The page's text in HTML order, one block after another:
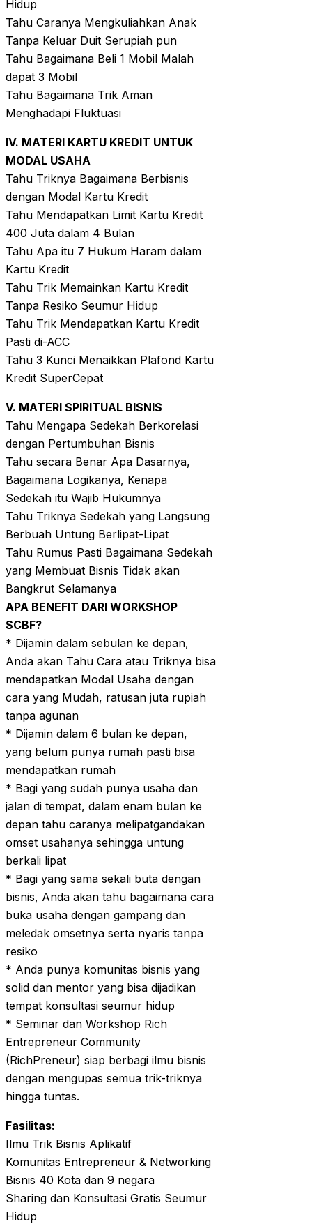
Hidup
Tahu Caranya Mengkuliahkan Anak
Tanpa Keluar Duit Serupiah pun
Tahu Bagaimana Beli 1 Mobil Malah
dapat 3 Mobil
Tahu Bagaimana Trik Aman
Menghadapi Fluktuasi
IV. MATERI KARTU KREDIT UNTUK
MODAL USAHA
Tahu Triknya Bagaimana Berbisnis
dengan Modal Kartu Kredit
Tahu Mendapatkan Limit Kartu Kredit
400 Juta dalam 4 Bulan
Tahu Apa itu 7 Hukum Haram dalam
Kartu Kredit
Tahu Trik Memainkan Kartu Kredit
Tanpa Resiko Seumur Hidup
Tahu Trik Mendapatkan Kartu Kredit
Pasti di-ACC
Tahu 3 Kunci Menaikkan Plafond Kartu
Kredit SuperCepat
V. MATERI SPIRITUAL BISNIS
Tahu Mengapa Sedekah Berkorelasi
dengan Pertumbuhan Bisnis
Tahu secara Benar Apa Dasarnya,
Bagaimana Logikanya, Kenapa
Sedekah itu Wajib Hukumnya
Tahu Triknya Sedekah yang Langsung
Berbuah Untung Berlipat-Lipat
Tahu Rumus Pasti Bagaimana Sedekah
yang Membuat Bisnis Tidak akan
Bangkrut Selamanya
APA BENEFIT DARI WORKSHOP
SCBF?
* Dijamin dalam sebulan ke depan,
Anda akan Tahu Cara atau Triknya bisa
mendapatkan Modal Usaha dengan
cara yang Mudah, ratusan juta rupiah
tanpa agunan
* Dijamin dalam 6 bulan ke depan,
yang belum punya rumah pasti bisa
mendapatkan rumah
* Bagi yang sudah punya usaha dan
jalan di tempat, dalam enam bulan ke
depan tahu caranya melipatgandakan
omset usahanya sehingga untung
berkali lipat
* Bagi yang sama sekali buta dengan
bisnis, Anda akan tahu bagaimana cara
buka usaha dengan gampang dan
meledak omsetnya serta nyaris tanpa
resiko
* Anda punya komunitas bisnis yang
solid dan mentor yang bisa dijadikan
tempat konsultasi seumur hidup
* Seminar dan Workshop Rich
Entrepreneur Community
(RichPreneur) siap berbagi ilmu bisnis
dengan mengupas semua trik-triknya
hingga tuntas.
Fasilitas:
Ilmu Trik Bisnis Aplikatif
Komunitas Entrepreneur & Networking
Bisnis 40 Kota dan 9 negara
Sharing dan Konsultasi Gratis Seumur
Hidup